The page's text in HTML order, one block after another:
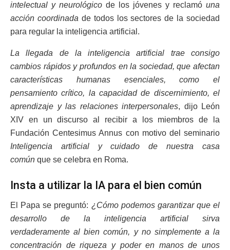
intelectual y neurológico de los jóvenes y reclamó una
acción coordinada de todos los sectores de la sociedad
para regular la inteligencia artificial.
La llegada de la inteligencia artificial trae consigo
cambios rápidos y profundos en la sociedad, que afectan
características humanas esenciales, como el
pensamiento crítico, la capacidad de discernimiento, el
aprendizaje y las relaciones interpersonales, dijo León
XIV en un discurso al recibir a los miembros de la
Fundación Centesimus Annus con motivo del seminario
Inteligencia artificial y cuidado de nuestra casa
común que se celebra en Roma.
Insta a utilizar la IA para el bien común
El Papa se preguntó: ¿Cómo podemos garantizar que el
desarrollo de la inteligencia artificial sirva
verdaderamente al bien común, y no simplemente a la
concentración de riqueza y poder en manos de unos